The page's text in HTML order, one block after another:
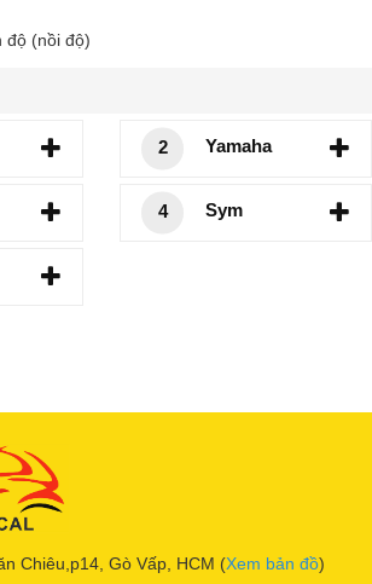
độ (nồi độ)
2 Yamaha
4 Sym
Chiêu,p14, Gò Vấp, HCM (Xem bản đồ)